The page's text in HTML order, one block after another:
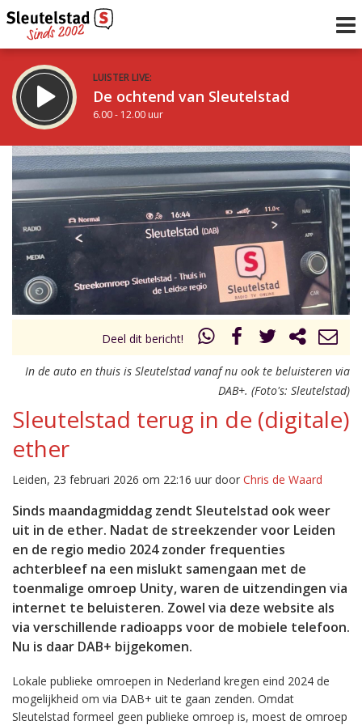
LUISTER LIVE:
De ochtend van Sleutelstad
6.00 - 12.00 uur
STRAKS:
De middag van Sleutelstad
12.00 - 17.00 uur
Vorig uur
uur 1 van 0 Volgend uur
Deel dit bericht!
In de auto en thuis is Sleutelstad vanaf nu ook te beluisteren via
DAB+. (Foto's: Sleutelstad)
Sleutelstad terug in de (digitale)
ether
Leiden, 23 februari 2026 om 22:16 uur door Chris de Waard
Sinds maandagmiddag zendt Sleutelstad ook weer
uit in de ether. Nadat de streekzender voor Leiden
en de regio medio 2024 zonder frequenties
achterbleef na een mislukt samengaan met de
toenmalige omroep Unity, waren de uitzendingen via
internet te beluisteren. Zowel via deze website als
via verschillende radioapps voor de mobiele telefoon.
Nu is daar DAB+ bijgekomen.
Lokale publieke omroepen in Nederland kregen eind 2024 de
mogelijkheid om via DAB+ uit te gaan zenden. Omdat
Sleutelstad formeel geen publieke omroep is, moest de omroep